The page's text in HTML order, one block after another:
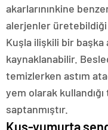
akarlarınınkine
alerjenler
Kuşla ilişkili bir
kaynaklanabilir.
temizlerken astım
yem olarak
saptanmıştır.
Kuş-yumurta